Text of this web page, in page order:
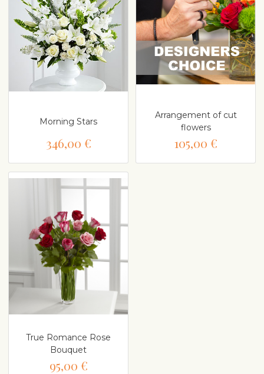
Morning Stars
346,00 €
Arrangement of cut
flowers
105,00 €
True Romance Rose
Bouquet
95,00 €